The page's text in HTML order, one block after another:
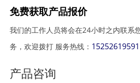
免费获取产品报价
我们的工作人员将会在24小时之内联系
务，欢迎拨打 服务热线： 15252619591
产品咨询